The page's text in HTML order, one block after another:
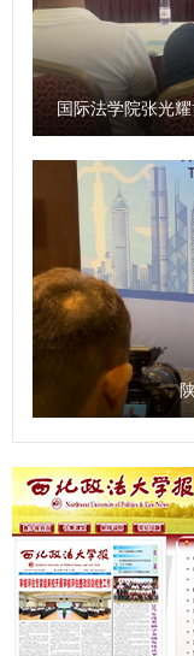
安全法学院）、外
检察司法研究中心
非洲研究院、北大
共计140余人参加会
审核：孙学龙）
在创新培养模式、
究、拓展国际合作
人才培养、科学研
台，为国家高水平
了《协议》的主要
双向交流与合作，
人才”为合作总则，
互补交流等合作方
才培养、理论研究
作。举办“西安法院
人才订单式培养，
合调研和学术研究
牌仪式结束后，与会
台，并围绕“涉外法
座谈会上，西安中院
工作情况，来自西北
会、西安市律师协会
同志围绕涉外法律服
不断谱写文化强省
库建设作出了相关
如何贯彻《条例》
学社会科学研究中
托陕西师范大学学
有组织的哲学社会
研究中心将贯彻落
围绕地方经济社会
精神、照金精神、
生力量，组建社科
心的学术影响力，
库，为地方经济社
省加强哲学社会科
惩治职责明确、高效
一规定？ 袁祖社：
的根本。学者在进行
术诚信的问题目前不
建立健全科研诚信管
问题也应该得到重视